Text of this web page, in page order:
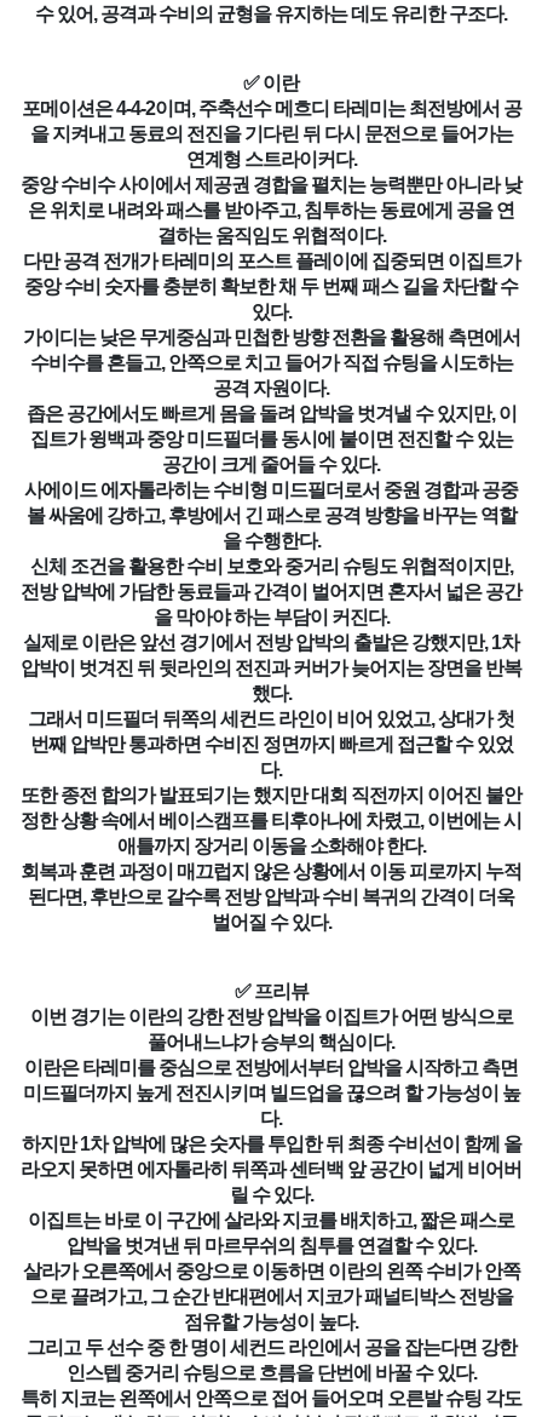
수 있어, 공격과 수비의 균형을 유지하는 데도 유리한 구조다.
✅ 이란
포메이션은 4-4-2이며, 주축선수 메흐디 타레미는 최전방에서 공
을 지켜내고 동료의 전진을 기다린 뒤 다시 문전으로 들어가는
연계형 스트라이커다.
중앙 수비수 사이에서 제공권 경합을 펼치는 능력뿐만 아니라 낮
은 위치로 내려와 패스를 받아주고, 침투하는 동료에게 공을 연
결하는 움직임도 위협적이다.
다만 공격 전개가 타레미의 포스트 플레이에 집중되면 이집트가
중앙 수비 숫자를 충분히 확보한 채 두 번째 패스 길을 차단할 수
있다.
가이디는 낮은 무게중심과 민첩한 방향 전환을 활용해 측면에서
수비수를 흔들고, 안쪽으로 치고 들어가 직접 슈팅을 시도하는
공격 자원이다.
좁은 공간에서도 빠르게 몸을 돌려 압박을 벗겨낼 수 있지만, 이
집트가 윙백과 중앙 미드필더를 동시에 붙이면 전진할 수 있는
공간이 크게 줄어들 수 있다.
사에이드 에자톨라히는 수비형 미드필더로서 중원 경합과 공중
볼 싸움에 강하고, 후방에서 긴 패스로 공격 방향을 바꾸는 역할
을 수행한다.
신체 조건을 활용한 수비 보호와 중거리 슈팅도 위협적이지만,
전방 압박에 가담한 동료들과 간격이 벌어지면 혼자서 넓은 공간
을 막아야 하는 부담이 커진다.
실제로 이란은 앞선 경기에서 전방 압박의 출발은 강했지만, 1차
압박이 벗겨진 뒤 뒷라인의 전진과 커버가 늦어지는 장면을 반복
했다.
그래서 미드필더 뒤쪽의 세컨드 라인이 비어 있었고, 상대가 첫
번째 압박만 통과하면 수비진 정면까지 빠르게 접근할 수 있었
다.
또한 종전 합의가 발표되기는 했지만 대회 직전까지 이어진 불안
정한 상황 속에서 베이스캠프를 티후아나에 차렸고, 이번에는 시
애틀까지 장거리 이동을 소화해야 한다.
회복과 훈련 과정이 매끄럽지 않은 상황에서 이동 피로까지 누적
된다면, 후반으로 갈수록 전방 압박과 수비 복귀의 간격이 더욱
벌어질 수 있다.
✅ 프리뷰
이번 경기는 이란의 강한 전방 압박을 이집트가 어떤 방식으로
풀어내느냐가 승부의 핵심이다.
이란은 타레미를 중심으로 전방에서부터 압박을 시작하고 측면
미드필더까지 높게 전진시키며 빌드업을 끊으려 할 가능성이 높
다.
하지만 1차 압박에 많은 숫자를 투입한 뒤 최종 수비선이 함께 올
라오지 못하면 에자톨라히 뒤쪽과 센터백 앞 공간이 넓게 비어버
릴 수 있다.
이집트는 바로 이 구간에 살라와 지코를 배치하고, 짧은 패스로
압박을 벗겨낸 뒤 마르무쉬의 침투를 연결할 수 있다.
살라가 오른쪽에서 중앙으로 이동하면 이란의 왼쪽 수비가 안쪽
으로 끌려가고, 그 순간 반대편에서 지코가 패널티박스 전방을
점유할 가능성이 높다.
그리고 두 선수 중 한 명이 세컨드 라인에서 공을 잡는다면 강한
인스텝 중거리 슈팅으로 흐름을 단번에 바꿀 수 있다.
특히 지코는 왼쪽에서 안쪽으로 접어 들어오며 오른발 슈팅 각도